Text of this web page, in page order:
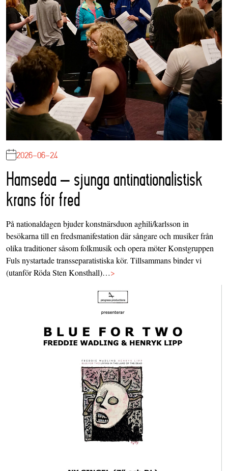
2026-06-24
Hamseda – sjunga antinationalistisk
krans för fred
På nationaldagen bjuder konstnärsduon aghili/karlsson in
besökarna till en fredsmanifestation där sångare och musiker från
olika traditioner såsom folkmusik och opera möter Konstgruppen
Fuls nystartade transseparatistiska kör. Tillsammans binder vi
(utanför Röda Sten Konsthall)…>